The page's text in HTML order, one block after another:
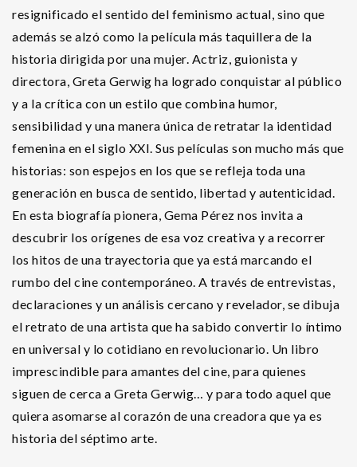
resignificado el sentido del feminismo actual, sino que
además se alzó como la película más taquillera de la
historia dirigida por una mujer. Actriz, guionista y
directora, Greta Gerwig ha logrado conquistar al público
y a la crítica con un estilo que combina humor,
sensibilidad y una manera única de retratar la identidad
femenina en el siglo XXI. Sus películas son mucho más que
historias: son espejos en los que se refleja toda una
generación en busca de sentido, libertad y autenticidad.
En esta biografía pionera, Gema Pérez nos invita a
descubrir los orígenes de esa voz creativa y a recorrer
los hitos de una trayectoria que ya está marcando el
rumbo del cine contemporáneo. A través de entrevistas,
declaraciones y un análisis cercano y revelador, se dibuja
el retrato de una artista que ha sabido convertir lo íntimo
en universal y lo cotidiano en revolucionario. Un libro
imprescindible para amantes del cine, para quienes
siguen de cerca a Greta Gerwig… y para todo aquel que
quiera asomarse al corazón de una creadora que ya es
historia del séptimo arte.